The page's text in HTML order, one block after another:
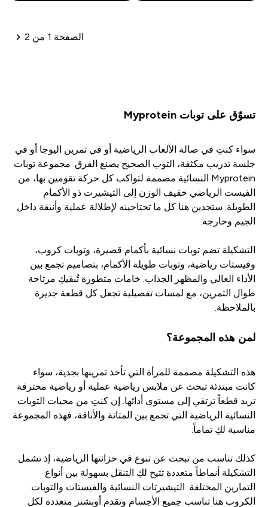
ترقيم الصفحات
الصفحة 1 من 2
تسوّق على توبات Myprotein
سواء كنتِ في صالة الألعاب الرياضية أو في تمرين اليوجا أو في
جلسة تدريب مكثفة، التوب الصحيح يصنع الفرق. مجموعة توبات
Myprotein النسائية مصممة لتواكب كل حركة تقومين بها، من
الفيست الرياضي خفيف الوزن إلى التيشيرت ذو الأكمام
الطويلة. ستجدين هنا كل ما تحتاجينه لإطلالة عملية وأنيقة داخل
الجيم وخارجه.
التشكيلة تضم توبات نسائية بأكمام قصيرة، وتوبات كروب،
وفيستات رياضية، وتوبات طويلة الأكمام، بتصاميم تجمع بين
الأداء العالي والمظهر الجذاب. خامات متطورة تُبقيكِ مرتاحة
طوال التمرين، مع لمسات تفصيلية تجعل كل قطعة جديرة
بالملاحظة.
لمن هذه المجموعة؟
هذه التشكيلة مصممة للمرأة التي تأخذ تمرينها بجدية، سواء
كانت مبتدئة تبحث عن ملابس رياضية عملية أو رياضية محترفة
تريد قطعاً ترتقي إلى مستوى أدائها. إن كنتِ من محبات التوبات
النسائية الرياضية التي تجمع بين المتانة والأناقة، فهذه المجموعة
مناسبة لكِ تماماً.
كذلك تناسب من تبحث عن تنوع في خزانتها الرياضية، إذ تشمل
التشكيلة أنماطاً متعددة تتيح لكِ التنقل بسهولة بين أنواع
التمارين المختلفة. التيشيرتات النسائية والفيستات والتوبات
الكروب هنا تناسب جميع الأجسام وتقدم أوبشنز متعددة لكل